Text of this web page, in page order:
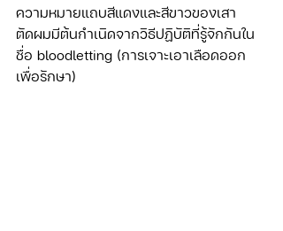
ความหมายแถบสีแดงและสีขาวของเสา
ตัดผมมีต้นกำเนิดจากวิธีปฏิบัติที่รู้จักกันใน
ชื่อ bloodletting (การเจาะเอาเลือดออก
เพื่อรักษา)